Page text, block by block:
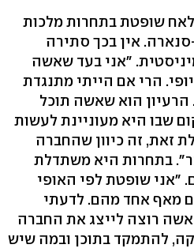
שופטת בתחרות מלכות
סנארה. אין בכך סתירה
"אני בעד שאשה
הרי אם הייתי מתנגדת
הרעיון הוא שאשה תוכל
שבו היא מעוניינת לעשות
זאת, זה כיוון שהחברה
בתחרות היא משתדלת
"אני שופטת לפי האופי
מאף אחד מהם. לדעתי
אשה רוצה לייצג את החברה
להתמקד בתוכן ובמה שיש